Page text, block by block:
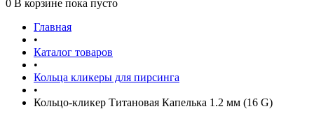
0 В корзине пока пусто
Главная
•
Каталог товаров
•
Кольца кликеры для пирсинга
•
Кольцо-кликер Титановая Капелька 1.2 мм (16 G)